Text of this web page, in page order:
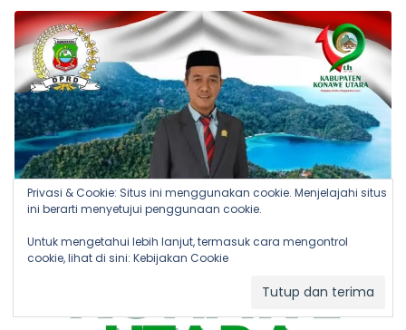
Privasi & Cookie: Situs ini menggunakan cookie. Menjelajahi situs
ini berarti menyetujui penggunaan cookie.
Untuk mengetahui lebih lanjut, termasuk cara mengontrol
cookie, lihat di sini: Kebijakan Cookie